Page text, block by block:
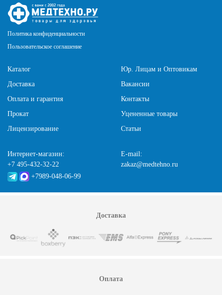
Политика конфиденциальности
Пользовательское соглашение
Каталог
Доставка
Оплата и гарантия
Прокат
Лицензирование
Юр. Лицам и Оптовикам
Вакансии
Контакты
Уцененные товары
Статьи
Интернет-магазин:
+7 495-432-32-22
+7989-048-06-99
E-mail:
zakaz@medtehno.ru
Доставка
Оплата